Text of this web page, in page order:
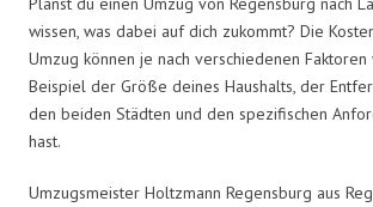
wissen, was dabei auf dich zukommt? Die
Umzug können je nach verschiedenen
Beispiel der Größe deines Haushalts, der
den beiden Städten und den spezifischen
hast.
Umzugsmeister Holtzmann Regensburg aus